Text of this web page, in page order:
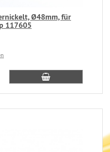
Ø48mm, für
117605